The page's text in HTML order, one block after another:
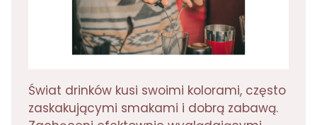
Świat drinków kusi swoimi kolorami, często
zaskakującymi smakami i dobrą zabawą.